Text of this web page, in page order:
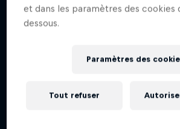
et dans les paramètres des
dessous.
Paramètres des
Tout refuser